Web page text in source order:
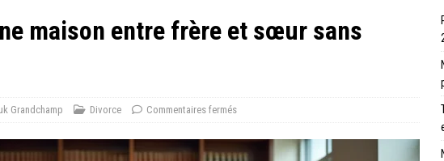
maison entre frère et sœur sans
Grandchamp Divorce Commentaires fermés